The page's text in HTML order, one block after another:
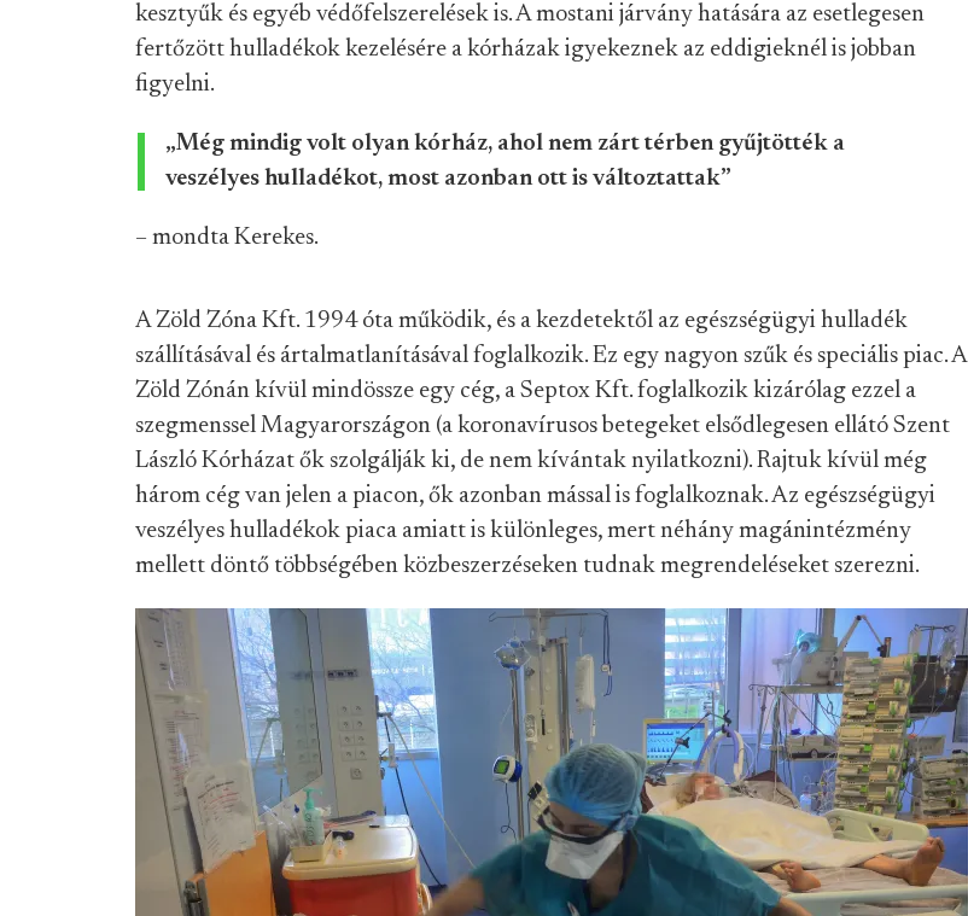
kesztyűk és egyéb védőfelszerelések is. A mostani járvány hatására az esetlegesen
fertőzött hulladékok kezelésére a kórházak igyekeznek az eddigieknél is jobban
figyelni.
„Még mindig volt olyan kórház, ahol nem zárt térben gyűjtötték a
veszélyes hulladékot, most azonban ott is változtattak”
– mondta Kerekes.
A Zöld Zóna Kft. 1994 óta működik, és a kezdetektől az egészségügyi hulladék
szállításával és ártalmatlanításával foglalkozik. Ez egy nagyon szűk és speciális piac. A
Zöld Zónán kívül mindössze egy cég, a Septox Kft. foglalkozik kizárólag ezzel a
szegmenssel Magyarországon (a koronavírusos betegeket elsődlegesen ellátó Szent
László Kórházat ők szolgálják ki, de nem kívántak nyilatkozni). Rajtuk kívül még
három cég van jelen a piacon, ők azonban mással is foglalkoznak. Az egészségügyi
veszélyes hulladékok piaca amiatt is különleges, mert néhány magánintézmény
mellett döntő többségében közbeszerzéseken tudnak megrendeléseket szerezni.